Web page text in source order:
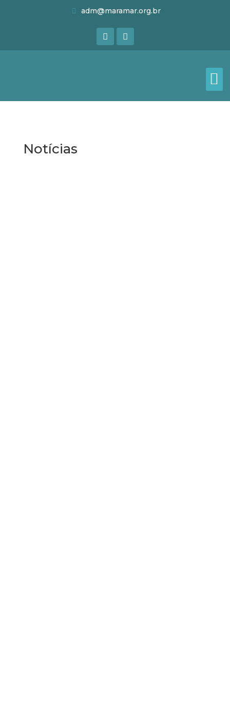
adm@maramar.org.br
Notícias